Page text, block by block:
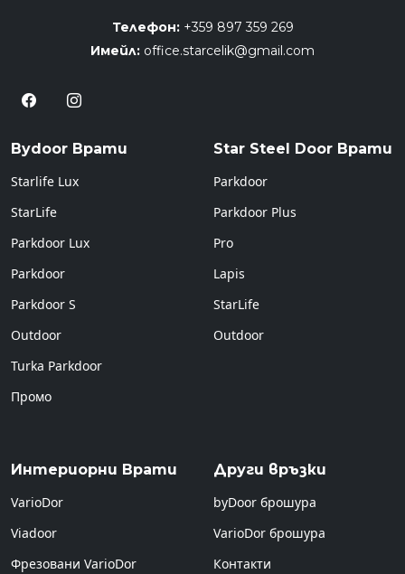
Телефон: +359 897 359 269
Имейл: office.starcelik@gmail.com
Bydoor Врати
Starlife Lux
StarLife
Parkdoor Lux
Parkdoor
Parkdoor S
Outdoor
Turka Parkdoor
Промо
Star Steel Door Врати
Parkdoor
Parkdoor Plus
Pro
Lapis
StarLife
Outdoor
Интериорни Врати
VarioDor
Viadoor
Фрезовани VarioDor
Други връзки
byDoor брошура
VarioDor брошура
Контакти